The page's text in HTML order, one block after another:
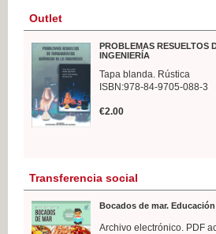
Outlet
PROBLEMAS RESUELTOS
INGENIERÍA
Tapa blanda. Rústica
ISBN:978-84-9705-088-3
€2.00
Transferencia social
Bocados de mar.
Archivo electrónico. PDF